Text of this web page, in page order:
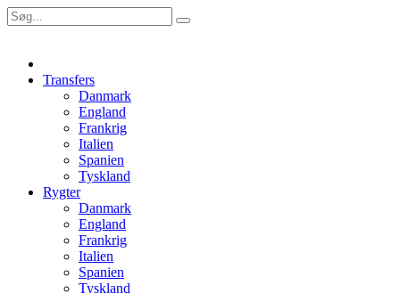
Transfers
Danmark
England
Frankrig
Italien
Spanien
Tyskland
Rygter
Danmark
England
Frankrig
Italien
Spanien
Tyskland